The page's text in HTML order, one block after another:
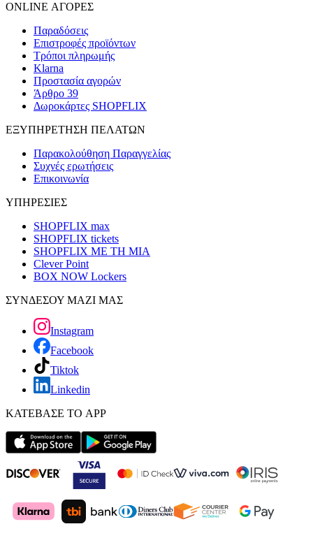
ONLINE ΑΓΟΡΕΣ
Παραδόσεις
Επιστροφές προϊόντων
Τρόποι πληρωμής
Klarna
Προστασία αγορών
Άρθρο 39
Δωροκάρτες SHOPFLIX
ΕΞΥΠΗΡΕΤΗΣΗ ΠΕΛΑΤΩΝ
Παρακολούθηση Παραγγελίας
Συχνές ερωτήσεις
Επικοινωνία
ΥΠΗΡΕΣΙΕΣ
SHOPFLIX max
SHOPFLIX tickets
SHOPFLIX ΜΕ ΤΗ ΜΙΑ
Clever Point
BOX NOW Lockers
ΣΥΝΔΕΣΟΥ ΜΑΖΙ ΜΑΣ
Instagram
Facebook
Tiktok
Linkedin
ΚΑΤΕΒΑΣΕ ΤΟ APP